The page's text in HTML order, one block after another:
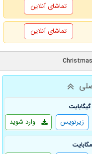
تماشای آنلاین
تماشای آنلاین
وارد شوید زیرنویس